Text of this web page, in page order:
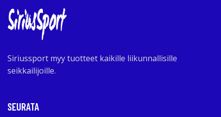
Siriussport myy tuotteet kaikille liikunnallisille
seikkailijoille.
SEURATA